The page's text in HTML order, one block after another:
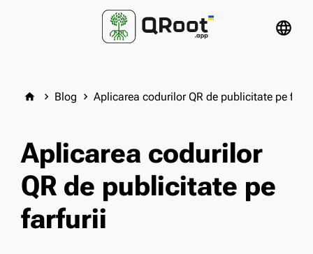
language
home keyboard_arrow_right Blog keyboard_arrow_right Aplicarea codurilor QR de publicitate pe
Aplicarea codurilor
QR de publicitate pe
farfurii